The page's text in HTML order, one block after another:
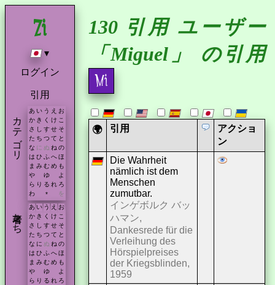
▾
ログイン
引用
カテゴリ あ い う え お
か き く け こ
さ し す せ そ
た ち つ て と
な に ぬ ね の
は ひ ふ へ ほ
ま み む め も
や
ゆ
よ
ら り る れ ろ
わ
* を
著者たち あ い う え お
か き く け こ
さ
し す せ そ
た ち つ て と
な に ぬ ね の
は ひ ふ へ ほ
ま み む め も
や
ゆ
よ
ら り る れ ろ
130 引用 ユーザー
「Miguel」 の引用
🌍 引用
アクショ
ン
Die Wahrheit
nämlich ist dem
Menschen
zumutbar.
インゲボルク バッ
ハマン,
Dankesrede für die
Verleihung des
Hörspielpreises
der Kriegsblinden,
1959